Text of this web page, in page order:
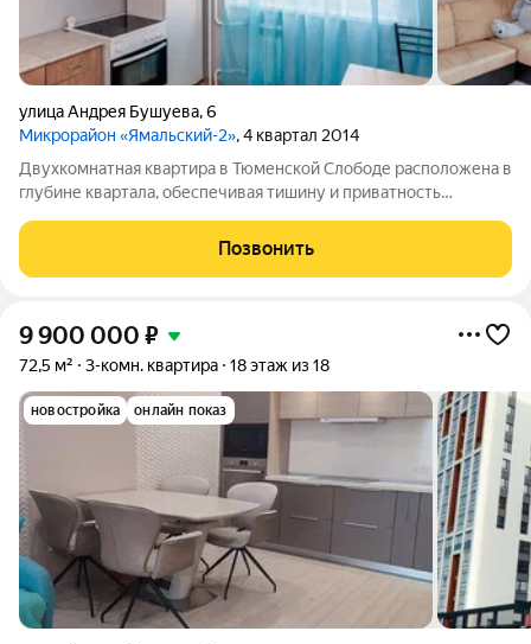
улица Андрея Бушуева,6
Микрорайон «Ямальский-2», 4 квартал 2014
Двухкомнатная квартира в Тюменской Слободе расположена в
глубине квартала, обеспечивая тишину и приватность
выполнен на готовое проживание: раздельный санузел
отделан практичной кафельной плиткой,
Позвонить
9 900 000 ₽
72,5 м² 3-комн. квартира 18 этаж из 18
новостройка онлайн показ